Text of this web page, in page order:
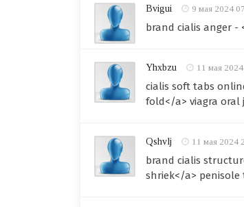
Bvigui 9 мая 2024
brand cialis anger
Yhxbzu 11 мая
cialis soft tabs
fold</a> viagra oral
Qshvlj 11 мая 2024
brand cialis
shriek</a> penisole